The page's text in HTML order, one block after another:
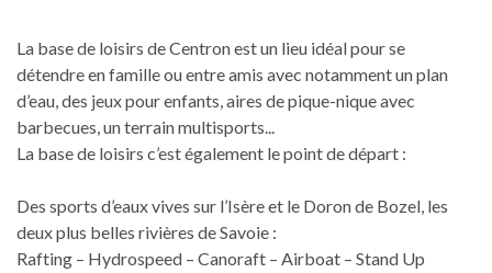
La base de loisirs de Centron est un lieu idéal pour se
détendre en famille ou entre amis avec notamment un plan
d’eau, des jeux pour enfants, aires de pique-nique avec
barbecues, un terrain multisports...
La base de loisirs c’est également le point de départ :
Des sports d’eaux vives sur l’Isère et le Doron de Bozel, les
deux plus belles rivières de Savoie :
Rafting – Hydrospeed – Canoraft – Airboat – Stand Up